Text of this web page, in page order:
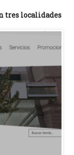
tres localidades